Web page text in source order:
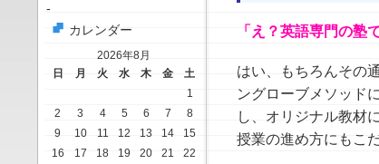
「え？英語専門の塾
はい、もちろんその
ングローブメソッド
し、オリジナル教材
授業の進め方にもこ
-
カレンダー
2026年8月
日
月 火 水 木 金 土
1
2
3 4 5 6 7
8
9
10 11 12 13 14
15
16
17 18 19 20 21
22